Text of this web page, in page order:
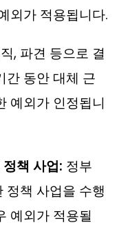
외가 적용됩니다.
, 파견 등으로 결
간 동안 대체 근
예외가 인정됩니
책 사업: 정부
정책 사업을 수행
예외가 적용될